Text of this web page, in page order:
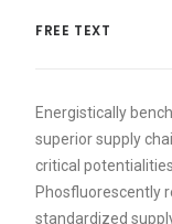
FREE TEXT
Energistically
superior supply
critical
Phosfluorescently
standardized